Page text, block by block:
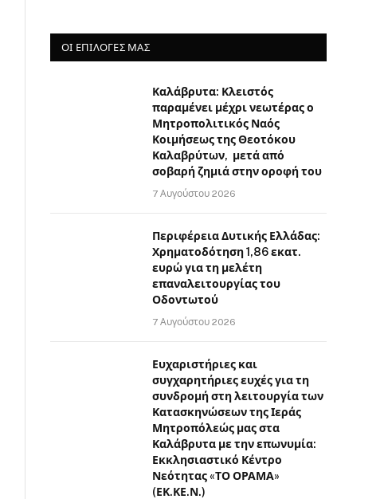
ΟΙ ΕΠΙΛΟΓΈΣ ΜΑΣ
Καλάβρυτα: Κλειστός
παραμένει μέχρι νεωτέρας ο
Μητροπολιτικός Ναός
Κοιμήσεως της Θεοτόκου
Καλαβρύτων, μετά από
σοβαρή ζημιά στην οροφή του
7 Αυγούστου 2026
Περιφέρεια Δυτικής Ελλάδας:
Χρηματοδότηση 1,86 εκατ.
ευρώ για τη μελέτη
επαναλειτουργίας του
Οδοντωτού
7 Αυγούστου 2026
Ευχαριστήριες και
συγχαρητήριες ευχές για τη
συνδρομή στη λειτουργία των
Κατασκηνώσεων της Ιεράς
Μητροπόλεώς μας στα
Καλάβρυτα με την επωνυμία:
Εκκλησιαστικό Κέντρο
Νεότητας «ΤΟ ΟΡΑΜΑ»
(ΕΚ.ΚΕ.Ν.)